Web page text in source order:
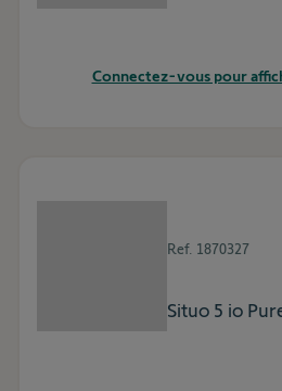
Connectez-vous pour
Ref. 1870327
Situo 5 io